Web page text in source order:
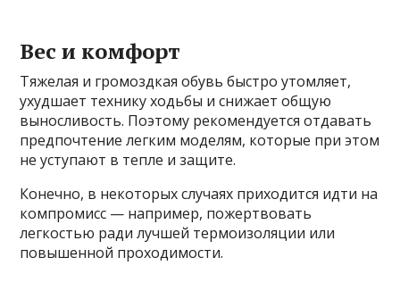
Вес и комфорт
Тяжелая и громоздкая обувь быстро утомляет,
ухудшает технику ходьбы и снижает общую
выносливость. Поэтому рекомендуется отдавать
предпочтение легким моделям, которые при этом
не уступают в тепле и защите.
Конечно, в некоторых случаях приходится идти на
компромисс — например, пожертвовать
легкостью ради лучшей термоизоляции или
повышенной проходимости.